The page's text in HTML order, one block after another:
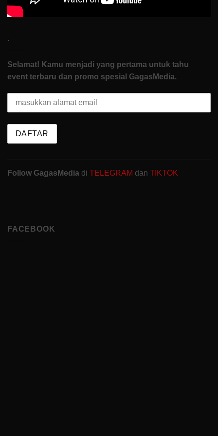
.
Selamat! Kamu menjadi yang pertama untuk tahu
event terbaru dan promo spesial GagasMedia.
Follow GagasMedia di TELEGRAM dan TIKTOK
FACEBOOK